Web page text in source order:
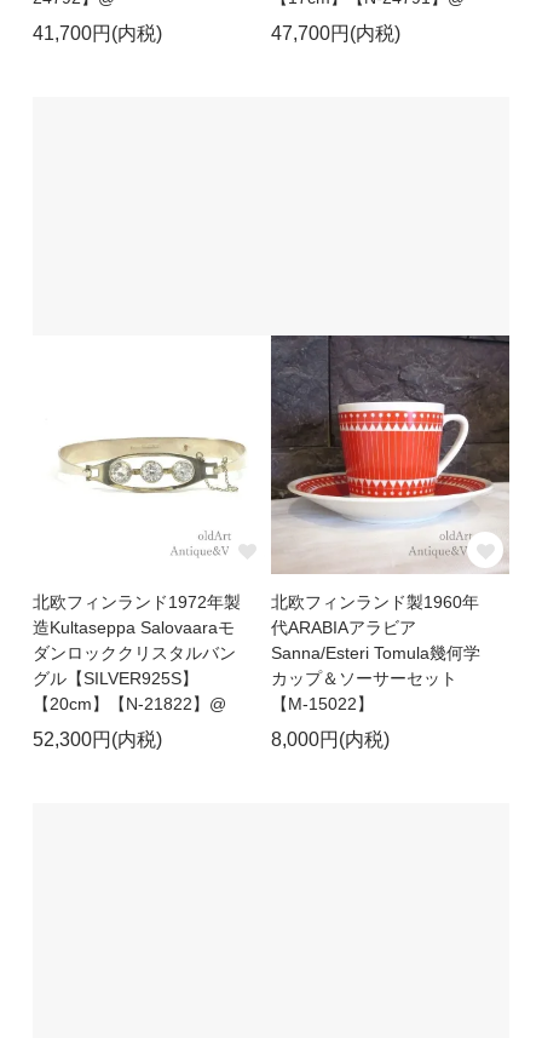
41,700円(内税) 47,700円(内税)
北欧フィンランド1972年製
造Kultaseppa Salovaaraモ
ダンロッククリスタルバン
グル【SILVER925S】
【20cm】【N-21822】@
52,300円(内税)
北欧フィンランド製1960年
代ARABIAアラビア
Sanna/Esteri Tomula幾何学
カップ＆ソーサーセット
【M-15022】
8,000円(内税)